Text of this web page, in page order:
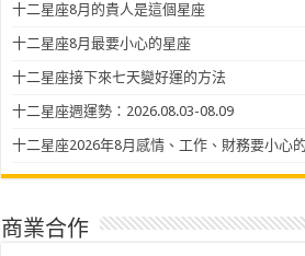
十二星座8月的貴人是這個星座
十二星座8月最要小心的星座
十二星座接下來七天變好運的方法
十二星座週運勢：2026.08.03-08.09
十二星座2026年8月感情、工作、財務要小心
商業合作